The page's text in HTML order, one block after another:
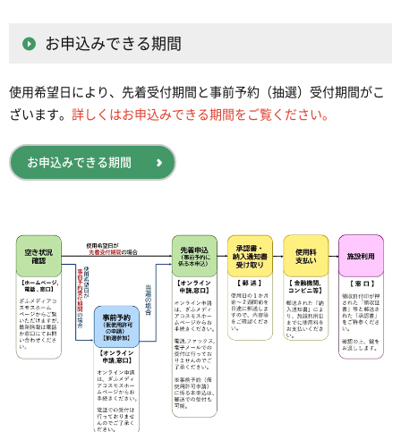
お申込みできる期間
使用希望日により、先着受付期間と事前予約（抽選）受付期間がこ
ざいます。 詳しくはお申込みできる期間をご覧ください。
お申込みできる期間